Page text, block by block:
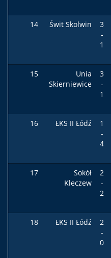
14
Świt Skolwin
3
-
1
15
Unia
Skierniewice
3
-
1
16 ŁKS II Łódź
1
-
4
17
Sokół
Kleczew
2
-
2
18 ŁKS II Łódź
2
-
0